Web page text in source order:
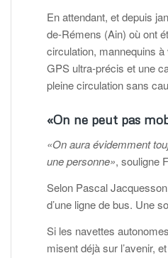
En attendant, et depuis
de-Rémens (Ain) où ont
circulation, mannequins
GPS ultra-précis et une
pleine circulation sans
«On ne peut pas
«On aura évidemment
une personne», souligne
Selon Pascal
d’une ligne de bus. Une
Si les navettes
misent déjà sur l’avenir,